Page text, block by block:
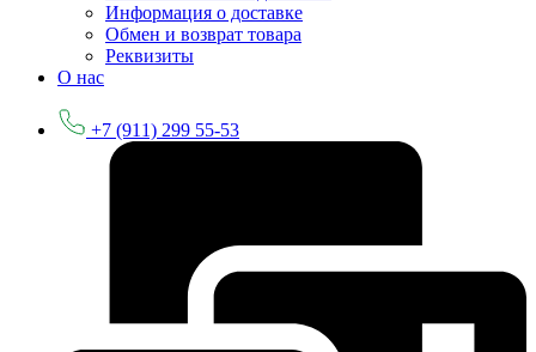
Информация о доставке
Обмен и возврат товара
Реквизиты
О нас
+7 (911) 299 55-53